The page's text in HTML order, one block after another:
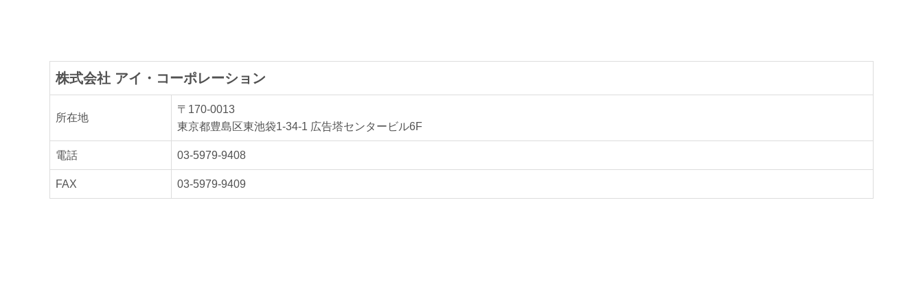
株式会社 アイ・コーポレーション
所在地
〒170-0013
東京都豊島区東池袋1-34-1 広告塔センタービル6F
電話 03-5979-9408
FAX 03-5979-9409